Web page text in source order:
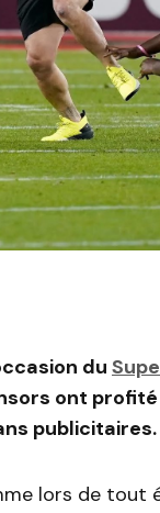
du
ont profité
publicitaires.
lors de tout